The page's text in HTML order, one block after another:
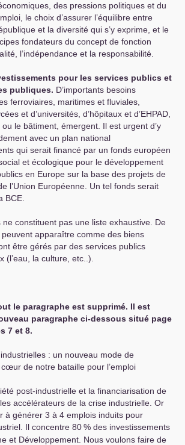
des pressions politiques et du
le choix d’assurer l’équilibre entre
et la diversité qui s’y exprime, et le
fondateurs du concept de fonction
l’indépendance et la responsabilité.
pour les services publics et
publiques. D’importants besoins
ferroviaires, maritimes et fluviales,
et d’universités, d’hôpitaux et d’EHPAD
ou le bâtiment, émergent. Il est urgent d’y
avec un plan national
qui serait financé par un fonds européen
et écologique pour le développement
en Europe sur la base des projets de
l’Union Européenne. Un tel fonds serait
BCE
constituent pas une liste exhaustive. De
apparaître comme des biens
être gérés par des services publics
(l’eau, la culture, etc..).
le paragraphe est supprimé. Il est
paragraphe ci-dessous situé page
7 et 8.
: un nouveau mode de
de notre bataille pour l’emploi
post-industrielle et la financiarisation de
accélérateurs de la crise industrielle. Or
à générer 3 à 4 emplois induits pour
Il concentre 80% des investissements
et Développement. Nous voulons faire de